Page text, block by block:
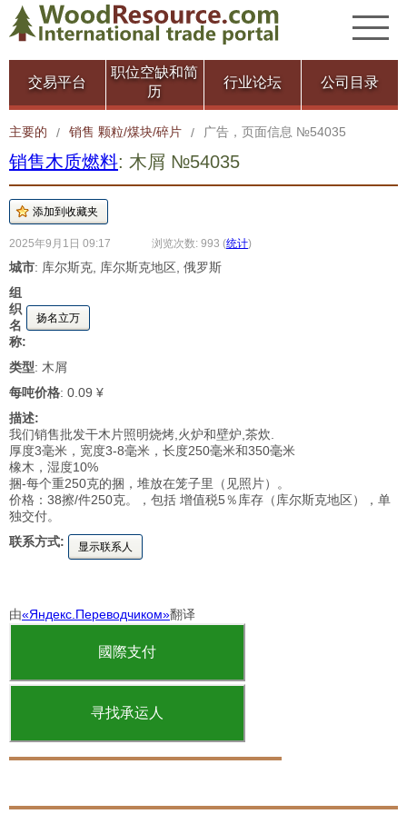
交易平台
职位空缺和简
历
行业论坛 公司目录
主要的 / 销售 颗粒/煤块/碎片 / 广告，页面信息 №54035
销售木质燃料: 木屑 №54035
2025年9月1日 09:17 浏览次数: 993 (统计)
城市: 库尔斯克, 库尔斯克地区, 俄罗斯
组
织
名
称:
扬名立万
类型: 木屑
每吨价格: 0.09 ¥
描述:
我们销售批发干木片照明烧烤,火炉和壁炉,茶炊.
厚度3毫米，宽度3-8毫米，长度250毫米和350毫米
橡木，湿度10%
捆-每个重250克的捆，堆放在笼子里（见照片）。
价格：38擦/件250克。，包括 增值税5％库存（库尔斯克地区），单
独交付。
联系方式:
显示联系人
由«Яндекс.Переводчиком»翻译
國際支付
寻找承运人